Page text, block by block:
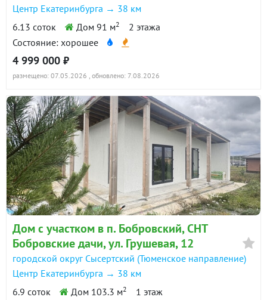
Центр Екатеринбурга → 38 км
6.13 соток
Дом 91 м2
2 этажа
Состояние: хорошее
4 999 000 ₽
размещено: 07.05.2026 , обновлено: 7.08.2026
Дом с участком в п. Бобровский, СНТ
Бобровские дачи, ул. Грушевая, 12
городской округ Сысертский (Тюменское направление)
Центр Екатеринбурга → 38 км
6.9 соток
Дом 103.3 м2
1 этаж